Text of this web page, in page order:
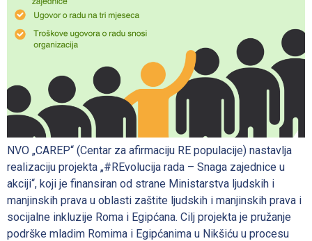
NVO „CAREP“ (Centar za afirmaciju RE populacije) nastavlja
realizaciju projekta „#REvolucija rada – Snaga zajednice u
akciji“, koji je finansiran od strane Ministarstva ljudskih i
manjinskih prava u oblasti zaštite ljudskih i manjinskih prava i
socijalne inkluzije Roma i Egipćana. Cilj projekta je pružanje
podrške mladim Romima i Egipćanima u Nikšiću u procesu